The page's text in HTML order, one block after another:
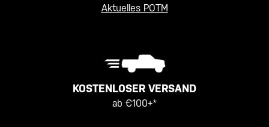
Aktuelles POTM
KOSTENLOSER VERSAND
ab €100+*